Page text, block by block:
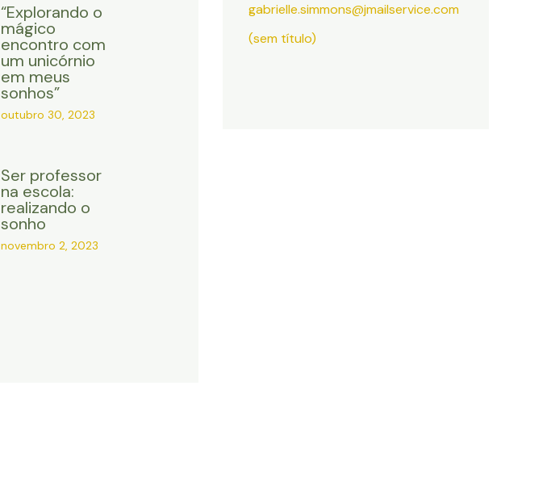
“Explorando o
mágico
encontro com
um unicórnio
em meus
sonhos”
outubro 30, 2023
Ser professor
na escola:
realizando o
sonho
novembro 2, 2023
gabrielle.simmons@jmailservice.com
(sem título)